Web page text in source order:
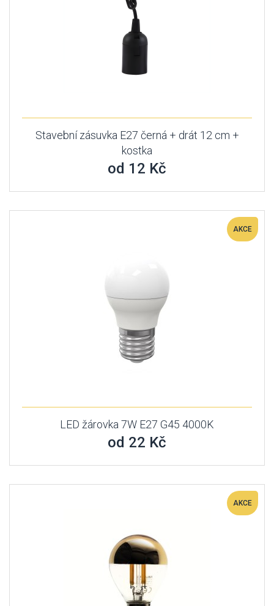
Stavební zásuvka E27 černá + drát 12 cm +
kostka
od 12 Kč
AKCE
LED žárovka 7W E27 G45 4000K
od 22 Kč
AKCE